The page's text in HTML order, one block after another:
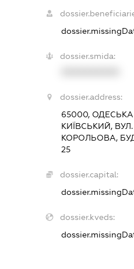
dossier.smida:
dossier.address:
65000,
КИЇВСЬКИЙ,
КОРОЛЬОВА,
25
dossier.capital:
dossier.kveds: